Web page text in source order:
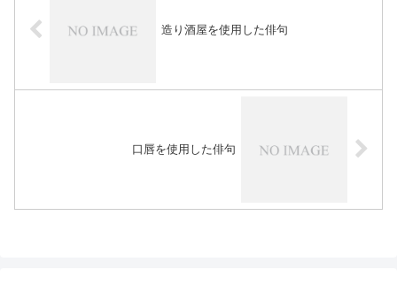
造り酒屋を使用した俳句
口唇を使用した俳句